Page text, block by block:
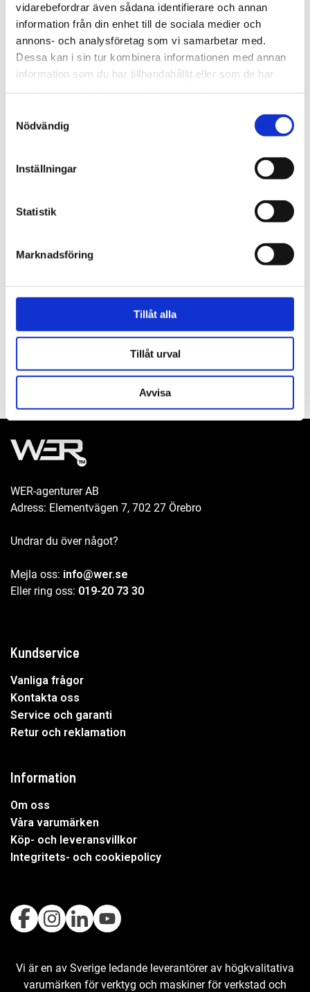
vidarebefordrar även sådana identifierare och annan
information från din enhet till de sociala medier och
annons- och analysföretag som vi samarbetar med.
Dessa kan i sin tur kombinera informationen med annan
information som du har tillhandahållit eller som de har
Nödvändig
Inställningar
Statistik
Marknadsföring
Tillåt alla
Tillåt urval
Avvisa
Stativ på hjul för arbetsbelysning
03.5682
1 990 kr Lägg till
Stativ Tripod för arbetsbelysning, 3 m
Om varumärket
Filer
WER-agenturer AB
Adress: Elementvägen 7, 702 27 Örebro
Undrar du över något?
Mejla oss: info@wer.se
Eller ring oss: 019-20 73 30
Kundservice
Vanliga frågor
Kontakta oss
Service och garanti
Retur och reklamation
Information
Om oss
Våra varumärken
Köp- och leveransvillkor
Integritets- och cookiepolicy
Vi är en av Sverige ledande leverantörer av högkvalitativa
varumärken för verktyg och maskiner för verkstad och